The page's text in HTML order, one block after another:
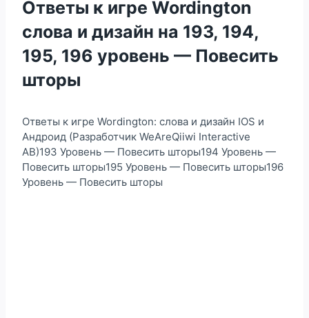
Ответы к игре Wordington
слова и дизайн на 193, 194,
195, 196 уровень — Повесить
шторы
Ответы к игре Wordington: слова и дизайн IOS и
Андроид (Разработчик WeAreQiiwi Interactive
AB)193 Уровень — Повесить шторы194 Уровень —
Повесить шторы195 Уровень — Повесить шторы196
Уровень — Повесить шторы